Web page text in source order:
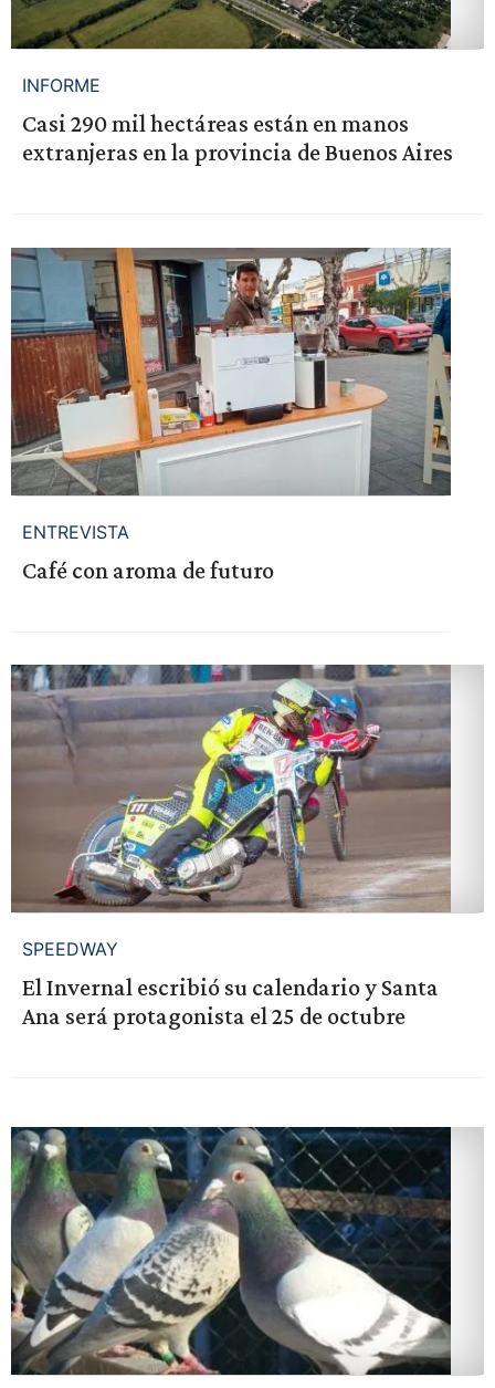
INFORME
Casi 290 mil hectáreas están en manos
extranjeras en la provincia de Buenos Aires
ENTREVISTA
Café con aroma de futuro
SPEEDWAY
El Invernal escribió su calendario y Santa
Ana será protagonista el 25 de octubre